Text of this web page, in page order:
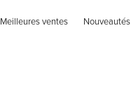
Meilleures ventes Nouveautés